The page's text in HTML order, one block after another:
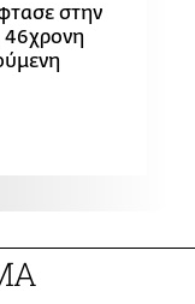
στην